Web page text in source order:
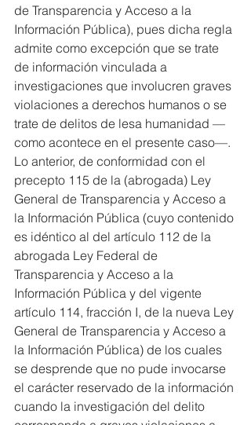
de Transparencia y Acceso a la
Información Pública), pues dicha regla
admite como excepción que se trate
de información vinculada a
investigaciones que involucren graves
violaciones a derechos humanos o se
trate de delitos de lesa humanidad —
como acontece en el presente caso—.
Lo anterior, de conformidad con el
precepto 115 de la (abrogada) Ley
General de Transparencia y Acceso a
la Información Pública (cuyo contenido
es idéntico al del artículo 112 de la
abrogada Ley Federal de
Transparencia y Acceso a la
Información Pública y del vigente
artículo 114, fracción I, de la nueva Ley
General de Transparencia y Acceso a
la Información Pública) de los cuales
se desprende que no pude invocarse
el carácter reservado de la información
cuando la investigación del delito